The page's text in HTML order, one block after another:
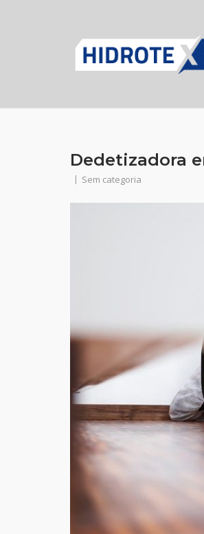
Dedetizadora
Sem categoria